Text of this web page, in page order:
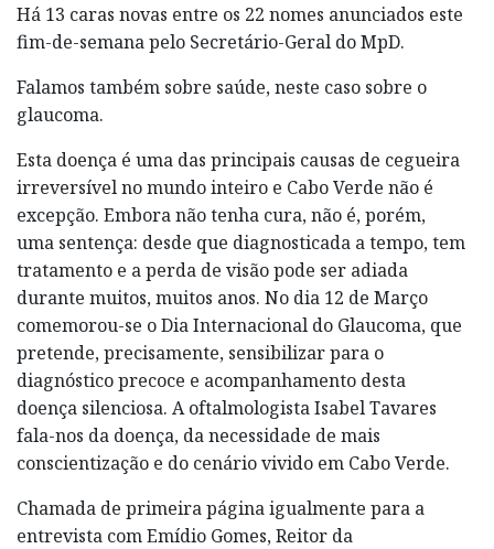
Há 13 caras novas entre os 22 nomes anunciados este
fim-de-semana pelo Secretário-Geral do MpD.
Falamos também sobre saúde, neste caso sobre o
glaucoma.
Esta doença é uma das principais causas de cegueira
irreversível no mundo inteiro e Cabo Verde não é
excepção. Embora não tenha cura, não é, porém,
uma sentença: desde que diagnosticada a tempo, tem
tratamento e a perda de visão pode ser adiada
durante muitos, muitos anos. No dia 12 de Março
comemorou-se o Dia Internacional do Glaucoma, que
pretende, precisamente, sensibilizar para o
diagnóstico precoce e acompanhamento desta
doença silenciosa. A oftalmologista Isabel Tavares
fala-nos da doença, da necessidade de mais
conscientização e do cenário vivido em Cabo Verde.
Chamada de primeira página igualmente para a
entrevista com Emídio Gomes, Reitor da